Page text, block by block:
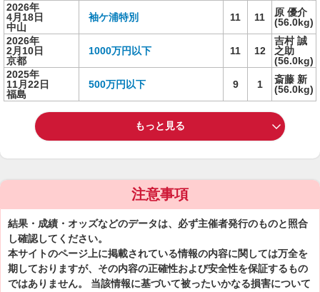
2026年
4月18日
中山
袖ケ浦特別 11 11
原 優介
(56.0kg)
2026年
2月10日
京都
1000万円以下 11 12
吉村 誠
之助
(56.0kg)
2025年
11月22日
福島
500万円以下 9 1
斎藤 新
(56.0kg)
もっと見る
注意事項
結果・成績・オッズなどのデータは、必ず主催者発行のものと照合
し確認してください。
本サイトのページ上に掲載されている情報の内容に関しては万全を
期しておりますが、その内容の正確性および安全性を保証するもの
ではありません。 当該情報に基づいて被ったいかなる損害について